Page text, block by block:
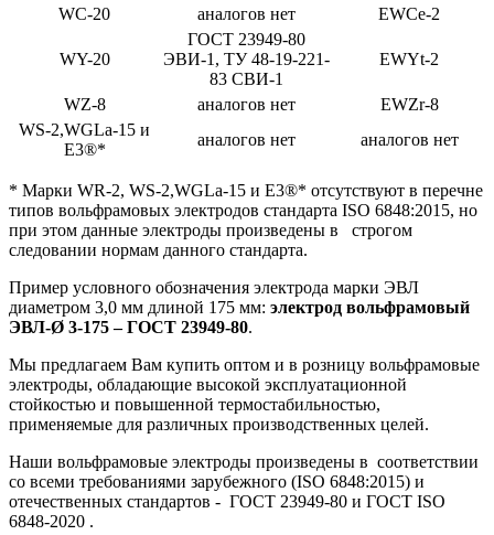
WC-20 аналогов нет EWCe-2
WY-20
ГОСТ 23949-80
ЭВИ-1, ТУ 48-19-221-
83 СВИ-1
EWYt-2
WZ-8 аналогов нет
EWZr-8
WS-2,WGLa-15 и
E3®*
аналогов нет аналогов нет
* Марки WR-2, WS-2,WGLa-15 и E3®* отсутствуют в перечне
типов вольфрамовых электродов стандарта ISO 6848:2015, но
при этом данные электроды произведены в строгом
следовании нормам данного стандарта.
Пример условного обозначения электрода марки ЭВЛ
диаметром 3,0 мм длиной 175 мм: электрод вольфрамовый
ЭВЛ-Ø 3-175 – ГОСТ 23949-80.
Мы предлагаем Вам купить оптом и в розницу вольфрамовые
электроды, обладающие высокой эксплуатационной
стойкостью и повышенной термостабильностью,
применяемые для различных производственных целей.
Наши вольфрамовые электроды произведены в соответствии
со всеми требованиями зарубежного (ISO 6848:2015) и
отечественных стандартов - ГОСТ 23949-80 и ГОСТ ISO
6848-2020 .